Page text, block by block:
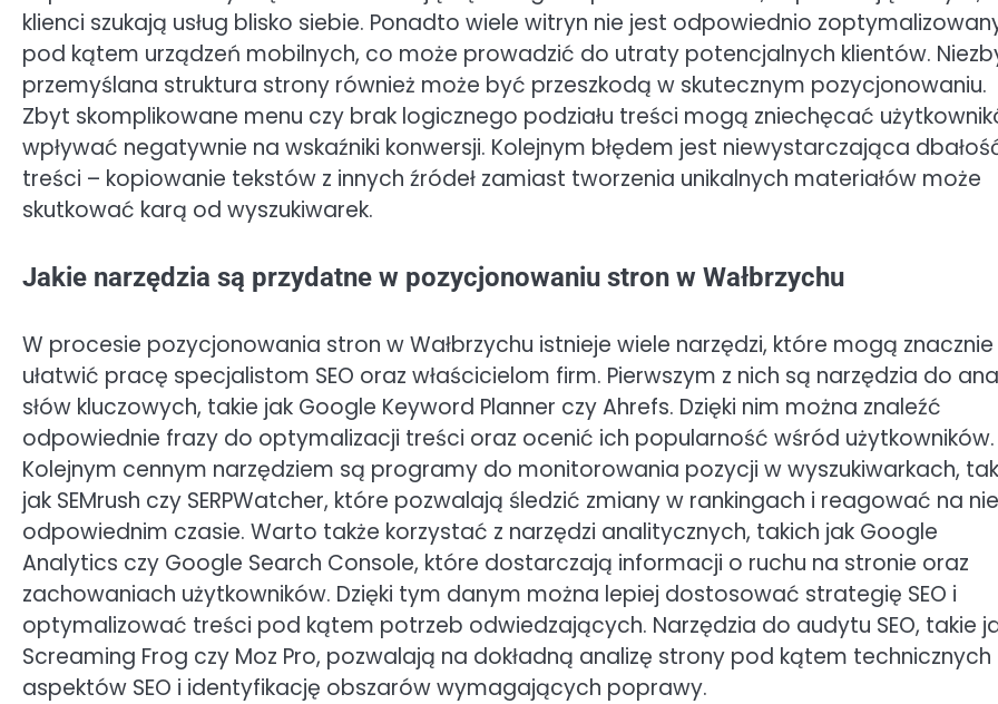
klienci szukają usług blisko siebie. Ponadto wiele witryn nie jest odpowiednio
pod kątem urządzeń mobilnych, co może prowadzić do utraty potencjalnych klientów.
przemyślana struktura strony również może być przeszkodą w skutecznym pozycjonowaniu.
Zbyt skomplikowane menu czy brak logicznego podziału treści mogą zniechęcać
wpływać negatywnie na wskaźniki konwersji. Kolejnym błędem jest niewystarczająca
treści – kopiowanie tekstów z innych źródeł zamiast tworzenia unikalnych materiałów może
skutkować karą od wyszukiwarek.
Jakie narzędzia są przydatne w pozycjonowaniu stron w Wałbrzychu
W procesie pozycjonowania stron w Wałbrzychu istnieje wiele narzędzi, które mogą znacznie
ułatwić pracę specjalistom SEO oraz właścicielom firm. Pierwszym z nich są narzędzia do
słów kluczowych, takie jak Google Keyword Planner czy Ahrefs. Dzięki nim można znaleźć
odpowiednie frazy do optymalizacji treści oraz ocenić ich popularność wśród użytkowników.
Kolejnym cennym narzędziem są programy do monitorowania pozycji w wyszukiwarkach,
jak SEMrush czy SERPWatcher, które pozwalają śledzić zmiany w rankingach i reagować na
odpowiednim czasie. Warto także korzystać z narzędzi analitycznych, takich jak Google
Analytics czy Google Search Console, które dostarczają informacji o ruchu na stronie oraz
zachowaniach użytkowników. Dzięki tym danym można lepiej dostosować strategię SEO i
optymalizować treści pod kątem potrzeb odwiedzających. Narzędzia do audytu SEO, takie
Screaming Frog czy Moz Pro, pozwalają na dokładną analizę strony pod kątem technicznych
aspektów SEO i identyfikację obszarów wymagających poprawy.